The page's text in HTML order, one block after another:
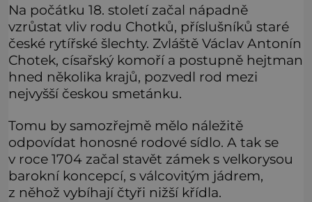
Na počátku 18. století začal nápadně
vzrůstat vliv rodu Chotků, příslušníků staré
české rytířské šlechty. Zvláště Václav Antonín
Chotek, císařský komoří a postupně hejtman
hned několika krajů, pozvedl rod mezi
nejvyšší českou smetánku.
Tomu by samozřejmě mělo náležitě
odpovídat honosné rodové sídlo. A tak se
v roce 1704 začal stavět zámek s velkorysou
barokní koncepcí, s válcovitým jádrem,
z něhož vybíhají čtyři nižší křídla.